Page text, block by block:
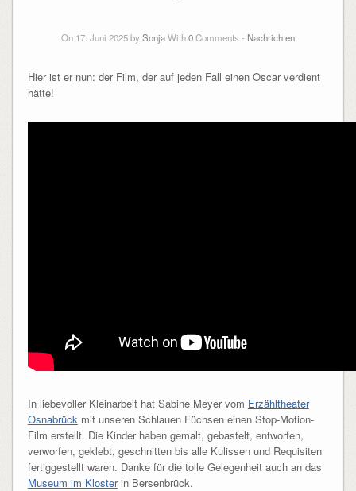
On 17. Juni 2025 bySonjaWith0 Comments - Nachrichten
Hier ist er nun: der Film, der auf jeden Fall einen Oscar verdient
hätte!
In liebevoller Kleinarbeit hat Sabine Meyer vom Erzähltheater
Osnabrück mit unseren Schlauen Füchsen einen Stop-Motion-
Film erstellt. Die Kinder haben gemalt, gebastelt, entworfen,
verworfen, geklebt, geschnitten bis alle Kulissen und Requisiten
fertiggestellt waren. Danke für die tolle Gelegenheit auch an das
Museum im Klosterin Bersenbrück.